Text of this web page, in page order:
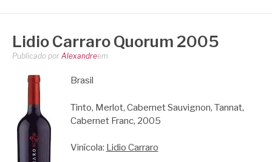
Lidio Carraro Quorum 2005
Publicado por Alexandreem
Brasil
Tinto, Merlot, Cabernet Sauvignon, Tannat,
Cabernet Franc, 2005
Vinícola: Lidio Carraro